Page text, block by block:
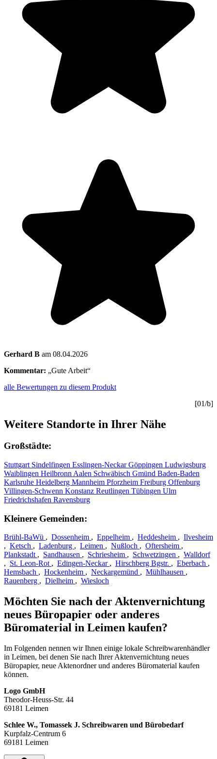
Gerhard B am 08.04.2026
Kommentar: „Gute Arbeit“
alle Bewertungen zu diesem Produkt
[01/b]
Weitere Standorte in Ihrer Nähe
Großstädte:
Stuttgart Sindelfingen Esslingen-NeckarGöppingen Ludwigsburg
Waiblingen Heilbronn Aalen Schwäbisch Gmünd Baden-Baden
Karlsruhe Heidelberg Mannheim Pforzheim Freiburg Offenburg
Villingen-Schwenn Konstanz Reutlingen Tübingen Ulm
Friedrichshafen Ravensburg
Kleinere Gemeinden:
Brühl-BaWü , Dossenheim , Eppelheim , Heddesheim , Ilvesheim
, Ketsch , Ladenburg , Leimen , Nußloch , Oftersheim ,
Plankstadt , Sandhausen , Schriesheim , Schwetzingen , Walldorf
, St. Leon-Rot , Edingen-Neckar , Hirschberg Bgstr. , Eberbach ,
Hemsbach , Hockenheim , Neckargemünd , Mühlhausen ,
Rauenberg , Dielheim , Wiesloch
Möchten Sie nach der Aktenvernichtung
neues Büropapier oder anderes
Büromaterial in Leimen kaufen?
Im Folgenden nennen wir Ihnen einige lokale Schreibwarenhändler
in Leimen, bei denen Sie nach Ihrer Aktenvernichtung neues
Büropapier, neue Aktenordner und anderes Büromaterial kaufen
können.
Logo GmbH
Theodor‑Heuss‑Str. 44
69181 Leimen
Schlee W., Tomassek J. Schreibwaren und Bürobedarf
Kurpfalz‑Centrum 6
69181 Leimen